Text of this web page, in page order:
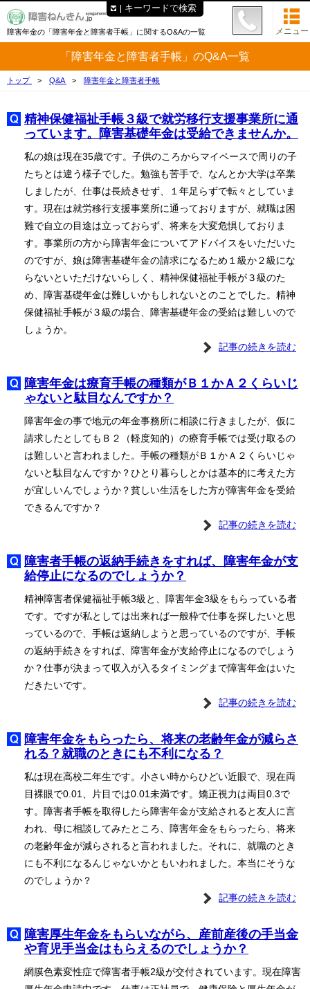
障害年金の「障害年金と障害者手帳」に関するQ&Aの一覧 メニュー
「障害年金と障害者手帳」のQ&A一覧
トップ Q&A 障害年金と障害者手帳
精神保健福祉手帳３級で就労移行支援事業所に通
っています。障害基礎年金は受給できませんか。
私の娘は現在35歳です。子供のころからマイペースで周りの子
たちとは違う様子でした。勉強も苦手で、なんとか大学は卒業
しましたが、仕事は長続きせず、１年足らずで転々としていま
す。現在は就労移行支援事業所に通っておりますが、就職は困
難で自立の目途は立っておらず、将来を大変危惧しておりま
す。事業所の方から障害年金についてアドバイスをいただいた
のですが、娘は障害基礎年金の請求になるため１級か２級にな
らないといただけないらしく、精神保健福祉手帳が３級のた
め、障害基礎年金は難しいかもしれないとのことでした。精神
保健福祉手帳が３級の場合、障害基礎年金の受給は難しいので
しょうか。
記事の続きを読む
障害年金は療育手帳の種類がＢ１かＡ２くらいじ
ゃないと駄目なんですか？
障害年金の事で地元の年金事務所に相談に行きましたが、仮に
請求したとしてもＢ２（軽度知的）の療育手帳では受け取るの
は難しいと言われました。手帳の種類がＢ１かＡ２くらいじゃ
ないと駄目なんですか？ひとり暮らしとかは基本的に考えた方
が宜しいんでしょうか？貧しい生活をした方が障害年金を受給
できるんですか？
記事の続きを読む
障害者手帳の返納手続きをすれば、障害年金が支
給停止になるのでしょうか？
精神障害者保健福祉手帳3級と、障害年金3級をもらっている者
です。ですが私としては出来れば一般枠で仕事を探したいと思
っているので、手帳は返納しようと思っているのですが、手帳
の返納手続きをすれば、障害年金が支給停止になるのでしょう
か？仕事が決まって収入が入るタイミングまで障害年金はいた
だきたいです。
記事の続きを読む
障害年金をもらったら、将来の老齢年金が減らさ
れる？就職のときにも不利になる？
私は現在高校二年生です。小さい時からひどい近眼で、現在両
目裸眼で0.01、片目では0.01未満です。矯正視力は両目0.3で
す。障害者手帳を取得したら障害年金が支給されると友人に言
われ、母に相談してみたところ、障害年金をもらったら、将来
の老齢年金が減らされると言われました。それに、就職のとき
にも不利になるんじゃないかともいわれました。本当にそうな
のでしょうか？
記事の続きを読む
障害厚生年金をもらいながら、産前産後の手当金
や育児手当金はもらえるのでしょうか？
網膜色素変性症で障害者手帳2級が交付されています。現在障害
キーワードで検索